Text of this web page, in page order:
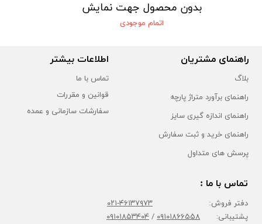
بدون محصول جهت نمایش
اتمام موجودی
راهنمای مشتریان
بلاگ
راهنمای برآورد متراژ پارچه
راهنمای اندازه گیری سایز
راهنمای خرید و ثبت سفارش
پرسش های متداول
اطلاعات بیشتر
تماس با ما
قوانین و مقررات
سفارشات سازمانی و عمده
تماس با ما :
دفتر فروش: ۴۶۱۳۷۹۷۳-۰۲۱
پشتیبانی: ۰۹۱۰۱۸۶۶۵۵۸/۰۹۱۰۱۸۵۳۴۰۴